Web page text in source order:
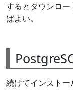
するとダウンロ
ばよい。
続けてインスト